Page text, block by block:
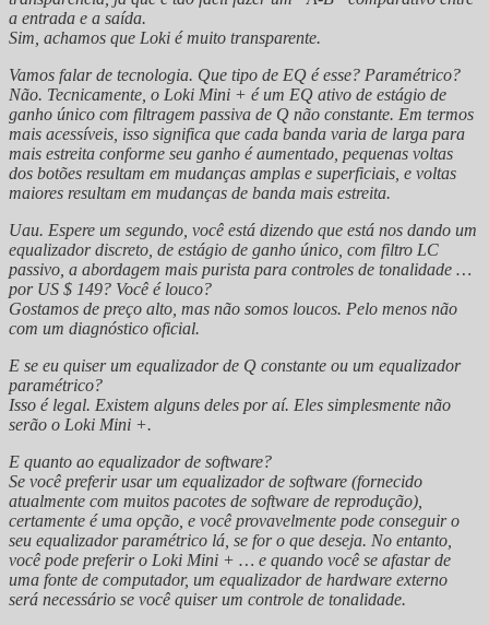
a entrada e a saída.
Sim, achamos que Loki é muito transparente.
Vamos falar de tecnologia. Que tipo de EQ é esse? Paramétrico?
Não. Tecnicamente, o Loki Mini + é um EQ ativo de estágio de
ganho único com filtragem passiva de Q não constante. Em termos
mais acessíveis, isso significa que cada banda varia de larga para
mais estreita conforme seu ganho é aumentado, pequenas voltas
dos botões resultam em mudanças amplas e superficiais, e voltas
maiores resultam em mudanças de banda mais estreita.
Uau. Espere um segundo, você está dizendo que está nos dando um
equalizador discreto, de estágio de ganho único, com filtro LC
passivo, a abordagem mais purista para controles de tonalidade …
por US $ 149? Você é louco?
Gostamos de preço alto, mas não somos loucos. Pelo menos não
com um diagnóstico oficial.
E se eu quiser um equalizador de Q constante ou um equalizador
paramétrico?
Isso é legal. Existem alguns deles por aí. Eles simplesmente não
serão o Loki Mini +.
E quanto ao equalizador de software?
Se você preferir usar um equalizador de software (fornecido
atualmente com muitos pacotes de software de reprodução),
certamente é uma opção, e você provavelmente pode conseguir o
seu equalizador paramétrico lá, se for o que deseja. No entanto,
você pode preferir o Loki Mini + … e quando você se afastar de
uma fonte de computador, um equalizador de hardware externo
será necessário se você quiser um controle de tonalidade.